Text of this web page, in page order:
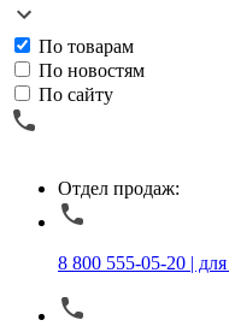
По товарам
По новостям
По сайту
Отдел продаж:
8 800 555-05-20 |